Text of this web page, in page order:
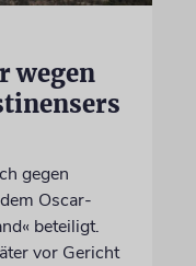
wegen
gegen
Oscar-
beteiligt.
vor Gericht